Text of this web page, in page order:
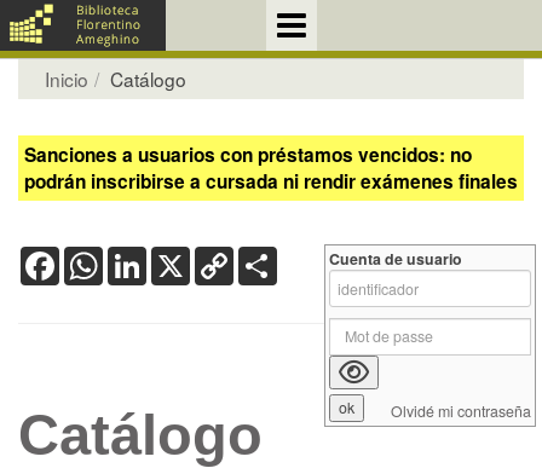
Inicio Catálogo
Sanciones a usuarios con préstamos vencidos: no
podrán inscribirse a cursada ni rendir exámenes finales
FacebookWhatsApp
LinkedIn
X Copy
Link
Catálogo
Cuenta de usuario
Olvidé mi contraseña